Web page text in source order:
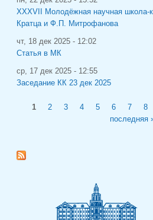
XXXVII Молодёжная научная школа-
Кратца и Ф.П. Митрофанова
чт, 18 дек 2025 - 12:02
Статья в МК
ср, 17 дек 2025 - 12:55
Заседание КК 23 дек 2025
Страницы
1 2 3 4 5 6 7 8
последняя